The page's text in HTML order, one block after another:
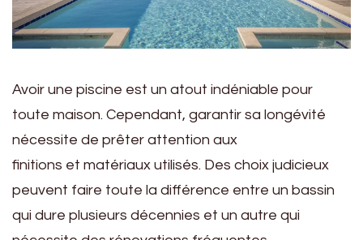
Avoir une piscine est un atout indéniable pour
toute maison. Cependant, garantir sa longévité
nécessite de prêter attention aux
finitions et matériaux utilisés. Des choix judicieux
peuvent faire toute la différence entre un bassin
qui dure plusieurs décennies et un autre qui